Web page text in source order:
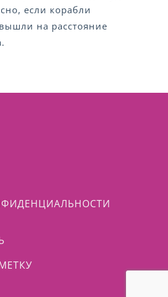
если корабли
на расстояние